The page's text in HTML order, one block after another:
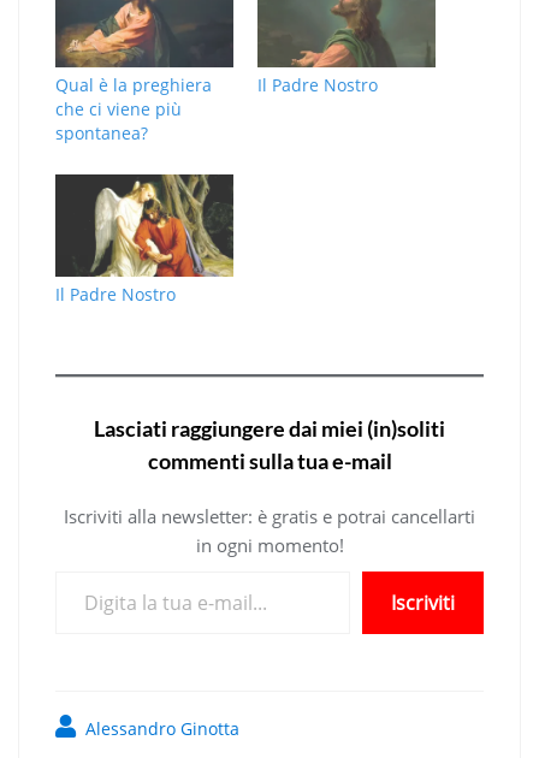
Qual è la preghiera
che ci viene più
spontanea?
Il Padre Nostro
Il Padre Nostro
Lasciati raggiungere dai miei (in)soliti
commenti sulla tua e-mail
Iscriviti alla newsletter: è gratis e potrai cancellarti
in ogni momento!
Iscriviti
Alessandro Ginotta